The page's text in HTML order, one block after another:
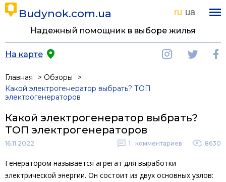
Budynok.com.ua ru ua
Надежный помощник в выборе жилья
На карте
Главная
Обзоры
Какой электрогенератор выбрать? ТОП
электрогенераторов
Какой электрогенератор выбрать?
ТОП электрогенераторов
16.11.2022 1 комментариев 8630
Генератором называется агрегат для выработки
электрической энергии. Он состоит из двух основных узлов: